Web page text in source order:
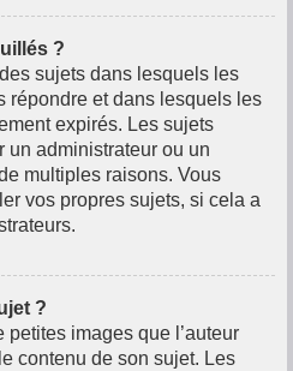
?
sujets dans lesquels les
répondre et dans lesquels les
expirés. Les sujets
un administrateur ou un
multiples raisons. Vous
vos propres sujets, si cela a
?
petites images que l’auteur
contenu de son sujet. Les